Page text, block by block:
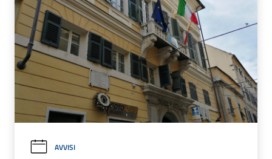
AVVISI